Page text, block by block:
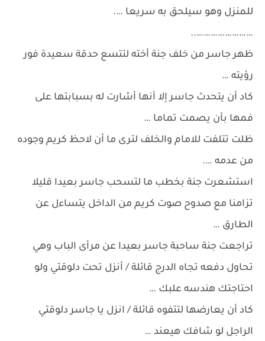
للمنزل وهو سيلحق به سريعا ….
……………………..
ظهر جاسر من خلف جنة أخته لتتسع حدقة سعيدة فور
رؤيته …
كاد أن يتحدث جاسر إلا أنها أشارت له بسبابتها على
فمها بأن يصمت تماما …
ظلت تتلفت للامام والخلف لترى ما أن لاحظ كريم وجوده
من عدمه ….
استشعرت جنة بخطب ما لتسحب جاسر بعيدا قليلا
تزامنا مع صدوح صوت كريم من الداخل يتساءل عن
الطارق …
تراجعت جنة ساحبة جاسر بعيدا عن مرأى الباب وهي
تحاول دفعه تجاه الدرج قائلة / أنزل تحت دلوقتي ولو
احتاجتك هندسه علبك …
كاد أن يعارضها لتتفوه قائلة / انزل يا جاسر دلوقتي
الراجل لو شافك هيعند …